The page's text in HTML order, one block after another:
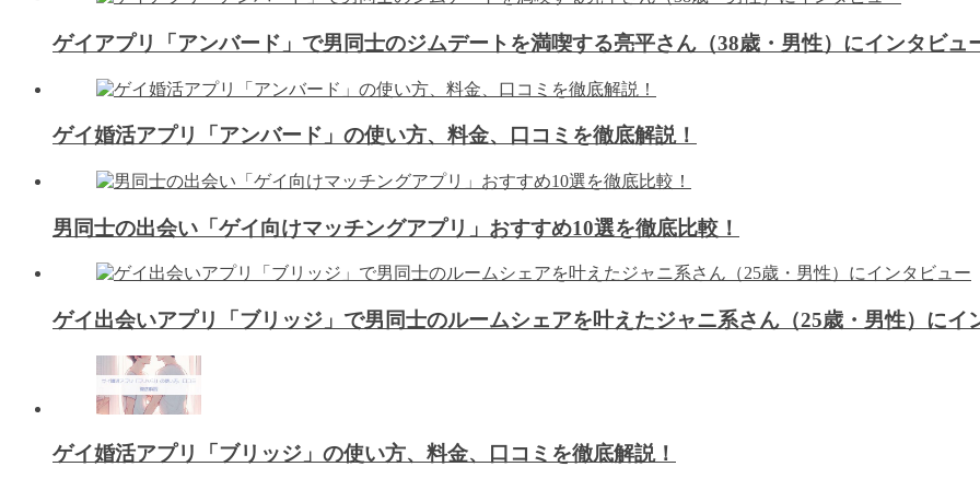
ゲイアプリ「アンバード」で男同士のジムデートを満喫する亮平さん（38歳・男性）にインタビュ
ゲイ婚活アプリ「アンバード」の使い方、料金、口コミを徹底解説！
男同士の出会い「ゲイ向けマッチングアプリ」おすすめ10選を徹底比較！
ゲイ出会いアプリ「ブリッジ」で男同士のルームシェアを叶えたジャニ系さん（25歳・男性）にイ
ゲイ婚活アプリ「ブリッジ」の使い方、料金、口コミを徹底解説！